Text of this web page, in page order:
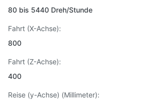
80 bis 5440 Dreh/Stunde
Fahrt (X-Achse):
800
Fahrt (Z-Achse):
400
Reise (y-Achse) (Millimeter):